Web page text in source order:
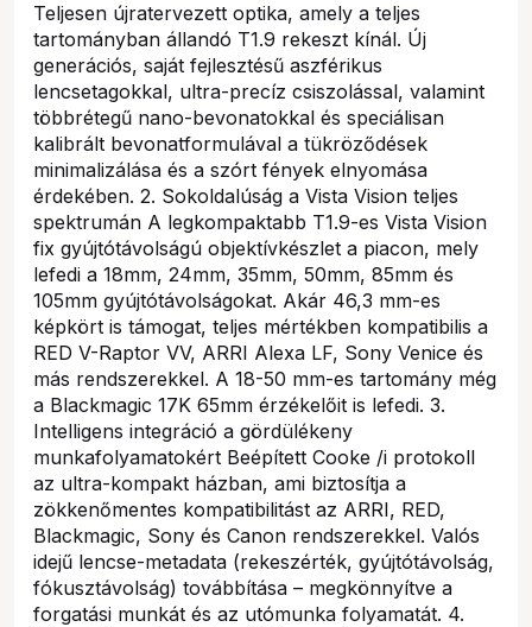
Teljesen újratervezett optika, amely a teljes
tartományban állandó T1.9 rekeszt kínál. Új
generációs, saját fejlesztésű aszférikus
lencsetagokkal, ultra-precíz csiszolással, valamint
többrétegű nano-bevonatokkal és speciálisan
kalibrált bevonatformulával a tükröződések
minimalizálása és a szórt fények elnyomása
érdekében. 2. Sokoldalúság a Vista Vision teljes
spektrumán A legkompaktabb T1.9-es Vista Vision
fix gyújtótávolságú objektívkészlet a piacon, mely
lefedi a 18mm, 24mm, 35mm, 50mm, 85mm és
105mm gyújtótávolságokat. Akár 46,3 mm-es
képkört is támogat, teljes mértékben kompatibilis a
RED V-Raptor VV, ARRI Alexa LF, Sony Venice és
más rendszerekkel. A 18-50 mm-es tartomány még
a Blackmagic 17K 65mm érzékelőit is lefedi. 3.
Intelligens integráció a gördülékeny
munkafolyamatokért Beépített Cooke /i protokoll
az ultra-kompakt házban, ami biztosítja a
zökkenőmentes kompatibilitást az ARRI, RED,
Blackmagic, Sony és Canon rendszerekkel. Valós
idejű lencse-metadata (rekeszérték, gyújtótávolság,
fókusztávolság) továbbítása – megkönnyítve a
forgatási munkát és az utómunka folyamatát. 4.